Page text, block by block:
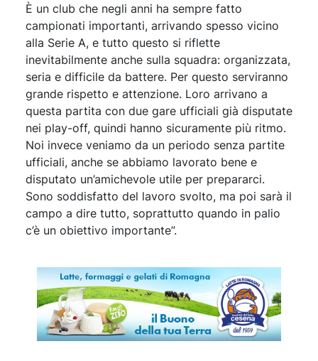
È un club che negli anni ha sempre fatto
campionati importanti, arrivando spesso vicino
alla Serie A, e tutto questo si riflette
inevitabilmente anche sulla squadra: organizzata,
seria e difficile da battere. Per questo serviranno
grande rispetto e attenzione. Loro arrivano a
questa partita con due gare ufficiali già disputate
nei play-off, quindi hanno sicuramente più ritmo.
Noi invece veniamo da un periodo senza partite
ufficiali, anche se abbiamo lavorato bene e
disputato un’amichevole utile per prepararci.
Sono soddisfatto del lavoro svolto, ma poi sarà il
campo a dire tutto, soprattutto quando in palio
c’è un obiettivo importante”.